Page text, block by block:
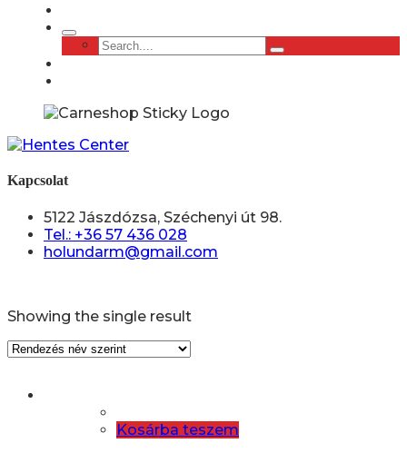
Kapcsolat
5122 Jászdózsa, Széchenyi út 98.
Tel.: +36 57 436 028
holundarm@gmail.com
Showing the single result
Kosárba teszem